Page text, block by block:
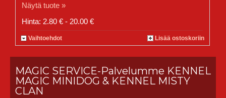
Näytä tuote »
Hinta: 2.80 € - 20.00 €
Vaihtoehdot Lisää ostoskoriin
MAGIC SERVICE-Palvelumme KENNEL
MAGIC MINIDOG & KENNEL MISTY
CLAN